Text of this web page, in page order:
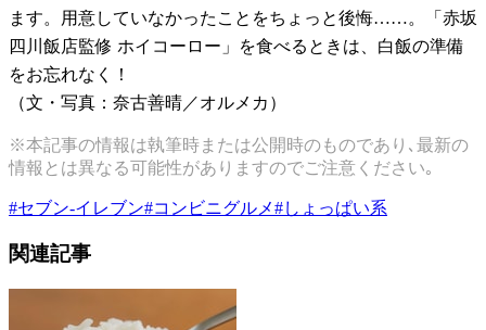
ます。用意していなかったことをちょっと後悔……。「赤坂
四川飯店監修 ホイコーロー」を食べるときは、白飯の準備
をお忘れなく！
（文・写真：奈古善晴／オルメカ）
※本記事の情報は執筆時または公開時のものであり､最新の
情報とは異なる可能性がありますのでご注意ください｡
#セブン-イレブン#コンビニグルメ#しょっぱい系
関連記事